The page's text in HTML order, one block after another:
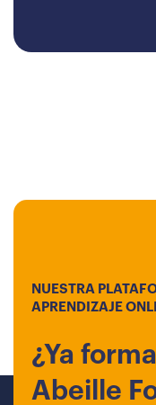
NUESTRA
APRENDIZAJE
¿Ya
Abeille